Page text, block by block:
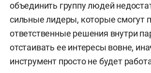
объединить группу людей
сильные лидеры, которые смогут
ответственные решения внутри
отстаивать ее интересы вовне,
инструмент просто не будет